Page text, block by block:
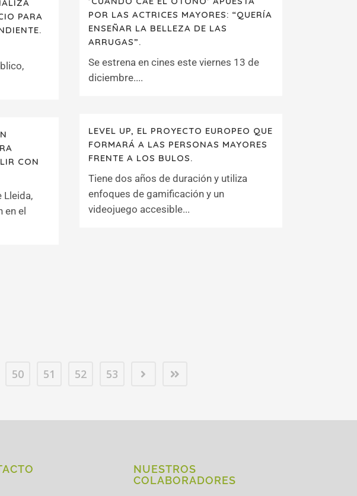
POR LAS ACTRICES MAYORES: “QUERÍA
ENSEÑAR LA BELLEZA DE LAS
ARRUGAS”.
Se estrena en cines este viernes 13 de
diciembre....
PARA
LEVEL UP, EL PROYECTO EUROPEO QUE
FORMARÁ A LAS PERSONAS MAYORES
FRENTE A LOS BULOS.
Tiene dos años de duración y utiliza
enfoques de gamificación y un
videojuego accesible...
CON
Lleida,
en el
50 51 52 53
NUESTROS
COLABORADORES